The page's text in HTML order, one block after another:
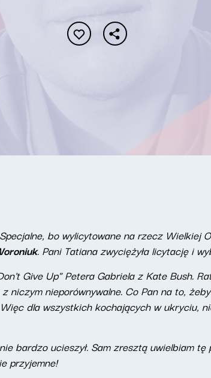
bo wylicytowane na rzecz Wielkiej
. Pani Tatiana zwyciężyła licytację i
Give Up" Petera Gabriela z Kate Bush.
nieporównywalne. Co Pan na to,
dla wszystkich kochających w ukryciu,
bardzo ucieszył. Sam zresztą uwielbiam
przyjemne!